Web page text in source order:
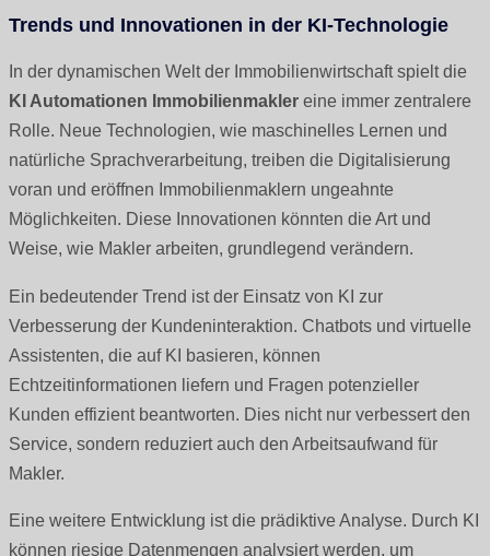
Trends und Innovationen in der KI-Technologie
In der dynamischen Welt der Immobilienwirtschaft spielt die
KI Automationen Immobilienmakler eine immer zentralere
Rolle. Neue Technologien, wie maschinelles Lernen und
natürliche Sprachverarbeitung, treiben die Digitalisierung
voran und eröffnen Immobilienmaklern ungeahnte
Möglichkeiten. Diese Innovationen könnten die Art und
Weise, wie Makler arbeiten, grundlegend verändern.
Ein bedeutender Trend ist der Einsatz von KI zur
Verbesserung der Kundeninteraktion. Chatbots und virtuelle
Assistenten, die auf KI basieren, können
Echtzeitinformationen liefern und Fragen potenzieller
Kunden effizient beantworten. Dies nicht nur verbessert den
Service, sondern reduziert auch den Arbeitsaufwand für
Makler.
Eine weitere Entwicklung ist die prädiktive Analyse. Durch KI
können riesige Datenmengen analysiert werden, um